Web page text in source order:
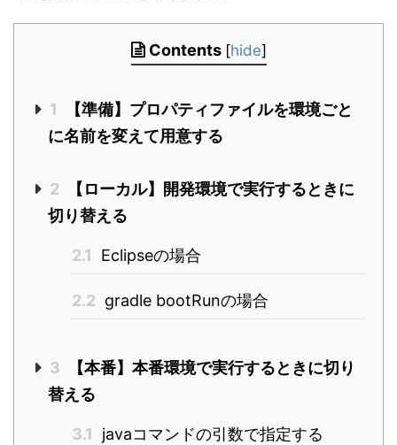
Contents [hide]
1
【準備】プロパティファイルを環境ごと
に名前を変えて用意する
2
【ローカル】開発環境で実行するときに
切り替える
2.1 Eclipseの場合
2.2 gradle bootRunの場合
3
【本番】本番環境で実行するときに切り
替える
3.1 javaコマンドの引数で指定する